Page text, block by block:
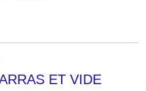
ET VIDE